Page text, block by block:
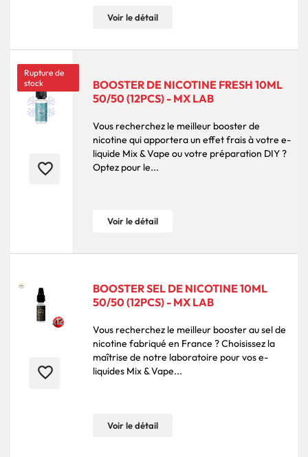
Voir le détail
Rupture de
stock
favorite_border
BOOSTER DE NICOTINE FRESH 10ML
50/50 (12PCS) - MX LAB
Vous recherchez le meilleur booster de
nicotine qui apportera un effet frais à votre e-
liquide Mix & Vape ou votre préparation DIY ?
Optez pour le...
Voir le détail
favorite_border
BOOSTER SEL DE NICOTINE 10ML
50/50 (12PCS) - MX LAB
Vous recherchez le meilleur booster au sel de
nicotine fabriqué en France ? Choisissez la
maîtrise de notre laboratoire pour vos e-
liquides Mix & Vape...
Voir le détail